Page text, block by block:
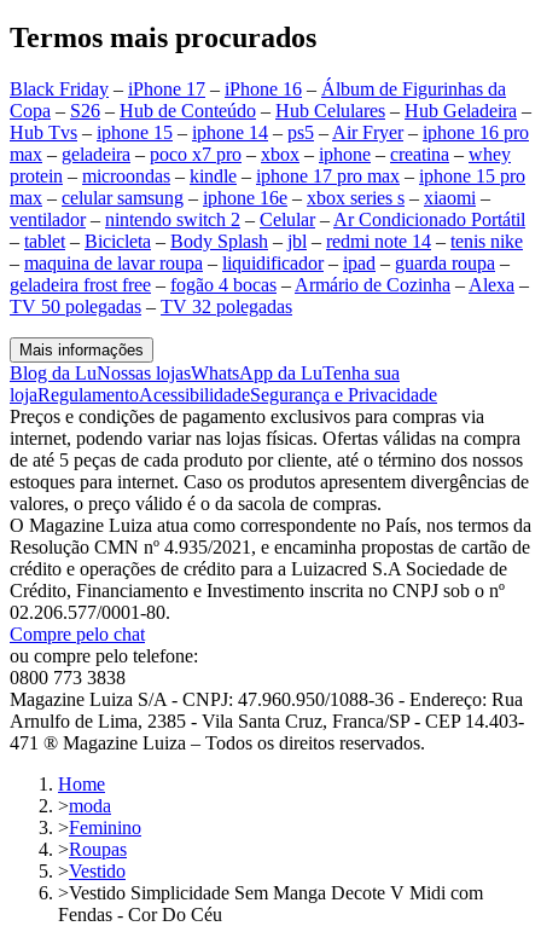
Termos mais procurados
Black Friday – iPhone 17 – iPhone 16 – Álbum de Figurinhas da
Copa – S26 – Hub de Conteúdo – Hub Celulares – Hub Geladeira –
Hub Tvs – iphone 15 – iphone 14 – ps5 – Air Fryer– iphone 16 pro
max – geladeira – poco x7 pro – xbox – iphone – creatina – whey
protein – microondas – kindle – iphone 17 pro max – iphone 15 pro
max – celular samsung – iphone 16e – xbox series s – xiaomi –
ventilador– nintendo switch 2 – Celular– Ar Condicionado Portátil
– tablet – Bicicleta – Body Splash – jbl – redmi note 14 – tenis nike
– maquina de lavar roupa – liquidificador– ipad – guarda roupa –
geladeira frost free – fogão 4 bocas – Armário de Cozinha – Alexa –
TV 50 polegadas – TV 32 polegadas
Mais informações
Blog da LuNossas lojasWhatsApp da LuTenha sua
lojaRegulamentoAcessibilidadeSegurança e Privacidade
Preços e condições de pagamento exclusivos para compras via
internet, podendo variar nas lojas físicas. Ofertas válidas na compra
de até 5 peças de cada produto por cliente, até o término dos nossos
estoques para internet. Caso os produtos apresentem divergências de
valores, o preço válido é o da sacola de compras.
O Magazine Luiza atua como correspondente no País, nos termos da
Resolução CMN nº 4.935/2021, e encaminha propostas de cartão de
crédito e operações de crédito para a Luizacred S.A Sociedade de
Crédito, Financiamento e Investimento inscrita no CNPJ sob o nº
02.206.577/0001-80.
Compre pelo chat
ou compre pelo telefone:
0800 773 3838
Magazine Luiza S/A - CNPJ: 47.960.950/1088-36 - Endereço: Rua
Arnulfo de Lima, 2385 - Vila Santa Cruz, Franca/SP - CEP 14.403-
471 ® Magazine Luiza – Todos os direitos reservados.
Home
>moda
>Feminino
>Roupas
>Vestido
>Vestido Simplicidade Sem Manga Decote V Midi com
Fendas - Cor Do Céu